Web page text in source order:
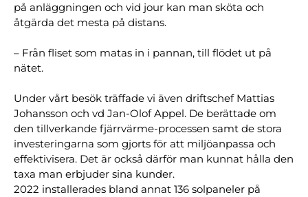
på anläggningen och vid jour kan man sköta och
åtgärda det mesta på distans.
– Från fliset som matas in i pannan, till flödet ut på
nätet.
Under vårt besök träffade vi även driftschef Mattias
Johansson och vd Jan-Olof Appel. De berättade om
den tillverkande fjärrvärme-processen samt de stora
investeringarna som gjorts för att miljöanpassa och
effektivisera. Det är också därför man kunnat hålla den
taxa man erbjuder sina kunder.
2022 installerades bland annat 136 solpaneler på